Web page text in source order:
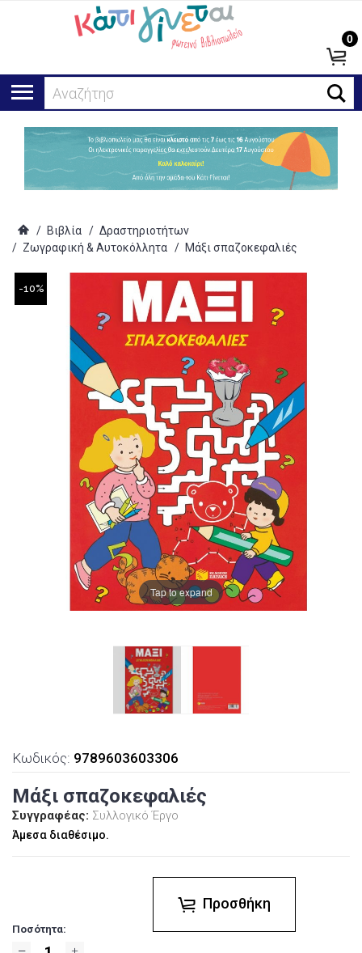
Αναζήτηση...
0
/ Βιβλία / Δραστηριοτήτων
/ Ζωγραφική & Αυτοκόλλητα / Μάξι σπαζοκεφαλιές
-10%
Tap to expand
Κωδικός: 9789603603306
Μάξι σπαζοκεφαλιές
Συγγραφέας: Συλλογικό Έργο
Άμεσα διαθέσιμο.
Ποσότητα:
Προσθήκη